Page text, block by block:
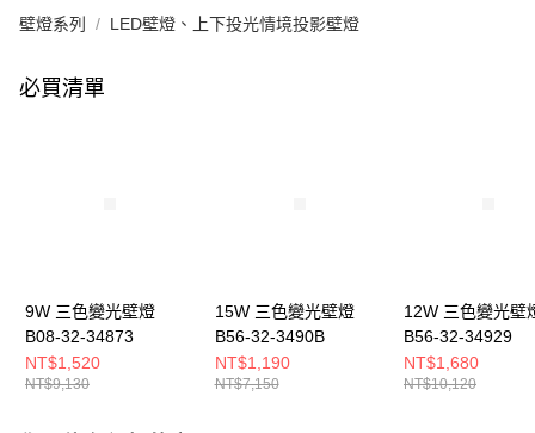
壁燈系列 LED壁燈、上下投光情境投影壁燈
必買清單
9W 三色變光壁燈
B08-32-34873
NT$1,520
NT$9,130
15W 三色變光壁燈
B56-32-3490B
NT$1,190
NT$7,150
12W 三色變光壁
B56-32-34929
NT$1,680
NT$10,120